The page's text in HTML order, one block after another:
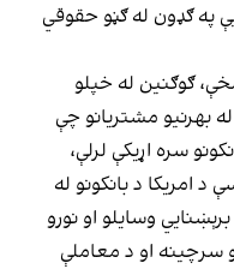
په ګډون له ګڼو حقوقي
ګوګنین له خپلو
بهرنیو مشتریانو چې
سره اړیکې لرلې،
امریکا د بانکونو له
وسایلو او نورو
سرچینه او د معاملې